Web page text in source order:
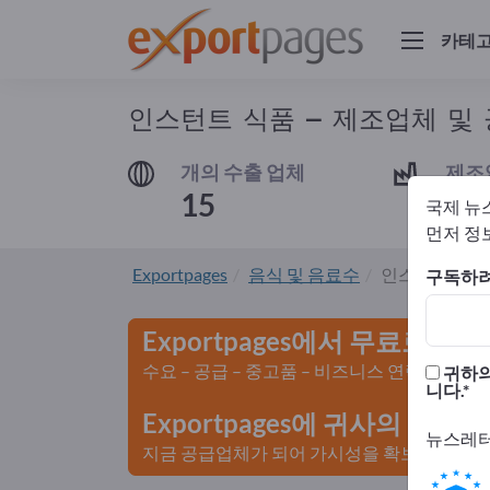
카테
인스턴트 식품 – 제조업체 및
개의 수출 업체
15
제조
14
Exportpages 음식 및 음료수 인스턴트 식품
Exportpages에서 무료로 광
수요 – 공급 – 중고품 – 비즈니스 연락처 >>
Exportpages에 귀사의 회사와
지금 공급업체가 되어 가시성을 확보하세요
국제 뉴
먼저 정
구독하
귀하
니다.
뉴스레